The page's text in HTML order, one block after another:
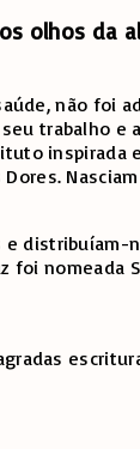
olhos da
não foi
trabalho e
inspirada
Nasciam
foi